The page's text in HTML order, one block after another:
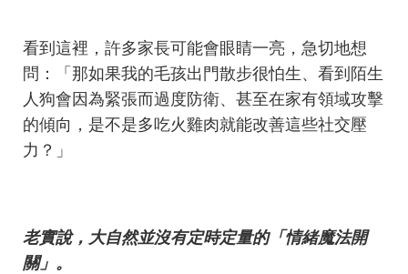
看到這裡，許多家長可能會眼睛一亮，急切地想
問：「那如果我的毛孩出門散步很怕生、看到陌生
人狗會因為緊張而過度防衛、甚至在家有領域攻擊
的傾向，是不是多吃火雞肉就能改善這些社交壓
力？」
老實說，大自然並沒有定時定量的「情緒魔法開
關」。